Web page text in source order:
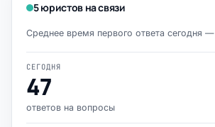
5 юристов на связи
Среднее время первого ответа сегодня —
СЕГОДНЯ
47
ответов на вопросы